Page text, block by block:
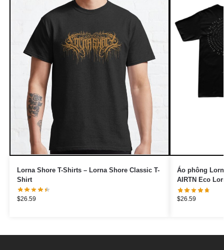
Lorna Shore T-Shirts – Lorna Shore Classic T-
Shirt
$26.59
Áo phông
AIRTN Eco
$26.59